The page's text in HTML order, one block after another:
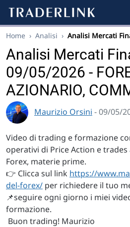
Home › Analisi › Analisi Mercati
Analisi Mercati
09/05/2026 -
AZIONARIO,
Maurizio Orsini - 09/05/
Video di trading e formazione
operativi di Price Action e
Forex, materie prime.
👉 Clicca sul link https://
del-forex/ per richiedere il tuo
📌seguire ogni giorno i miei
formazione.
Buon trading! Maurizio